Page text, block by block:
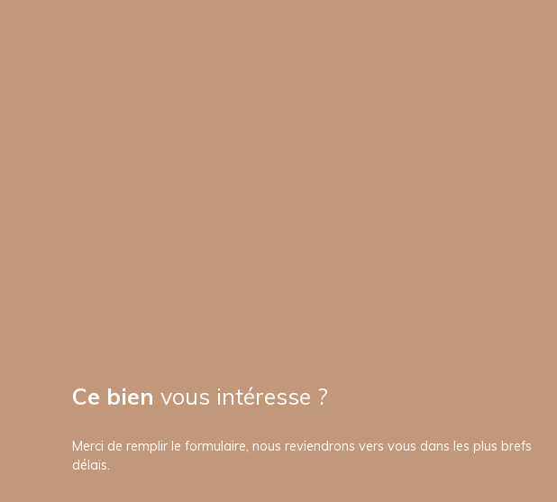
Ce bien vous intéresse ?
Merci de remplir le formulaire, nous reviendrons vers vous dans les plus brefs
délais.